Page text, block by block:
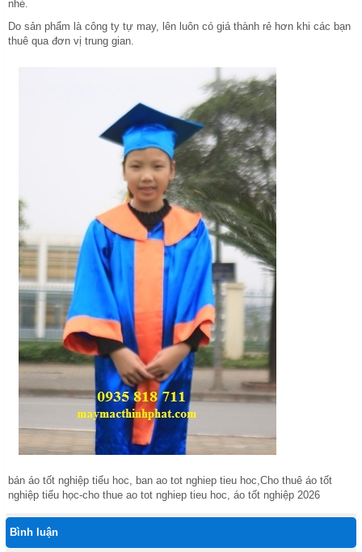
nhé.
Do sản phẩm là công ty tự may, lên luôn có giá thành rẻ hơn khi các bạn
thuê qua đơn vị trung gian.
bán áo tốt nghiệp tiểu hoc, ban ao tot nghiep tieu hoc,Cho thuê áo tốt
nghiệp tiểu học-cho thue ao tot nghiep tieu hoc, áo tốt nghiệp 2026
Bình luận